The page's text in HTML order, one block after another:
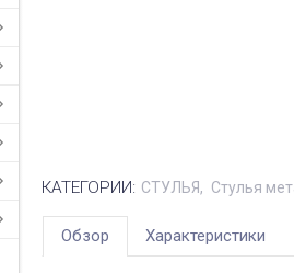
КАТЕГОРИИ: СТУЛЬЯ Стулья
Обзор Характеристики